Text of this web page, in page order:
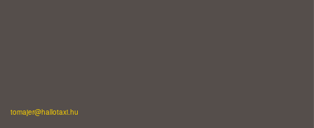
tomajer@hallotaxi.hu